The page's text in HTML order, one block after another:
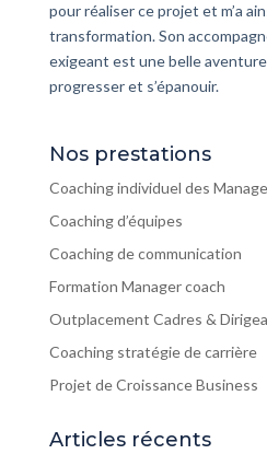
pour réaliser ce projet et m’a
transformation. Son
exigeant est une belle
progresser et s’épanouir.
Nos prestations
Coaching individuel des
Coaching d’équipes
Coaching de communication
Formation Manager coach
Outplacement Cadres &
Coaching stratégie de carrière
Projet de Croissance Business
Articles récents